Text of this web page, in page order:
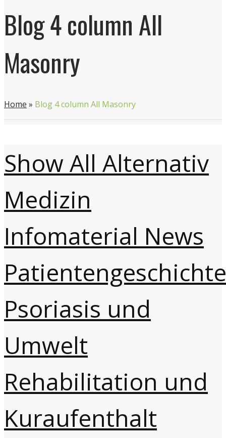
Blog 4 column All
Masonry
Home » Blog 4 column All Masonry
Show All Alternativ
Medizin
Infomaterial News
Psoriasis und
Umwelt
Rehabilitation und
Kuraufenthalt